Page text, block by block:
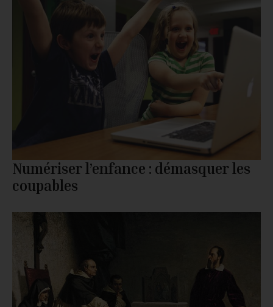
Numériser l’enfance : démasquer les
coupables